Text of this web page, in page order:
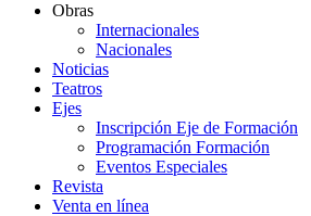
Obras
Internacionales
Nacionales
Noticias
Teatros
Ejes
Inscripción Eje de Formación
Programación Formación
Eventos Especiales
Revista
Venta en línea